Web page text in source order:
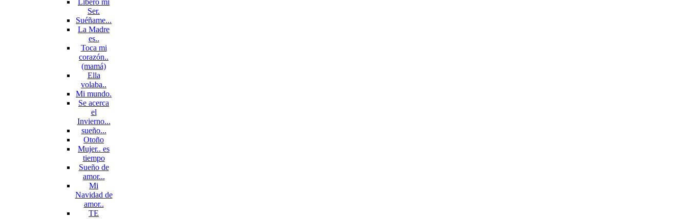
Libero mi
Ser.
Suéñame...
La Madre
es..
Toca mi
corazón..
(mamá)
Ella
volaba..
Mi mundo.
Se acerca
el
Invierno...
sueño...
Otoño
Mujer.. es
tiempo
Sueño de
amor...
Mi
Navidad de
amor..
TE